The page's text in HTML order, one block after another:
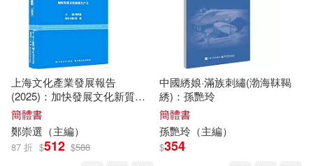
張文顯著(10)
本書編委會(10)
朵琳．芙秋(10)
李成文（主編）(10)
天下文化(62)
知識產權出版社(62)
華東師範大學出版社(62)
上海文化產業發展報告
(2025)：加快發展文化新質生
產力
簡體書
鄭崇選（主編）
87 折 $512 $588
中國綉娘·滿族刺繡(渤海靺鞨
綉)：孫艷玲
簡體書
孫艷玲（主編）
$354